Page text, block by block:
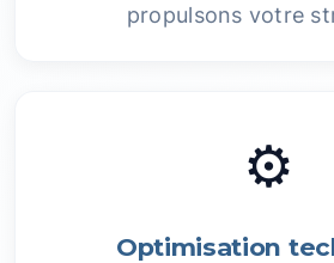
propulsons votre
⚙️
Optimisation